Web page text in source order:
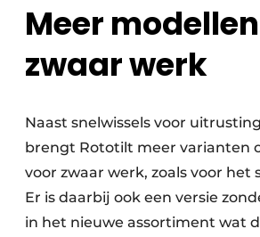
Meer
zwaar werk
Naast snelwissels voor
brengt Rototilt meer varianten
voor zwaar werk, zoals voor het
Er is daarbij ook een versie
in het nieuwe assortiment wat